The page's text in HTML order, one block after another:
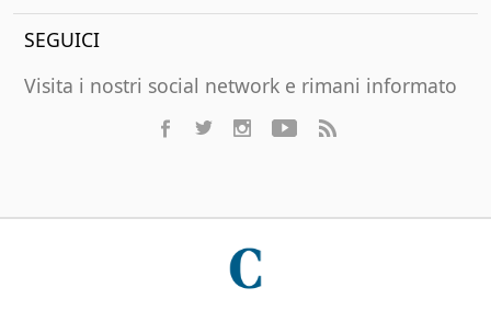
SEGUICI
Visita i nostri social network e rimani informato